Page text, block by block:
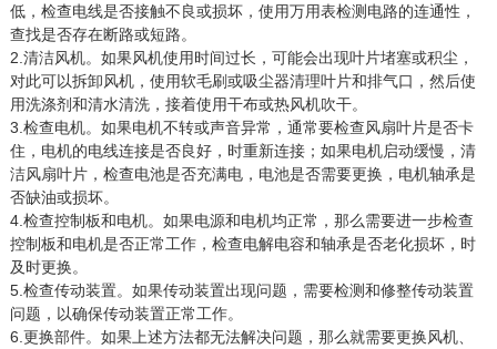
低，检查电线是否接触不良或损坏，使用万用表检测电路的连通性，
查找是否存在断路或短路。
2.清洁风机。如果风机使用时间过长，可能会出现叶片堵塞或积尘，
对此可以拆卸风机，使用软毛刷或吸尘器清理叶片和排气口，然后使
用洗涤剂和清水清洗，接着使用干布或热风机吹干。
3.检查电机。如果电机不转或声音异常，通常要检查风扇叶片是否卡
住，电机的电线连接是否良好，时重新连接；如果电机启动缓慢，清
洁风扇叶片，检查电池是否充满电，电池是否需要更换，电机轴承是
否缺油或损坏。
4.检查控制板和电机。如果电源和电机均正常，那么需要进一步检查
控制板和电机是否正常工作，检查电解电容和轴承是否老化损坏，时
及时更换。
5.检查传动装置。如果传动装置出现问题，需要检测和修整传动装置
问题，以确保传动装置正常工作。
6.更换部件。如果上述方法都无法解决问题，那么就需要更换风机、